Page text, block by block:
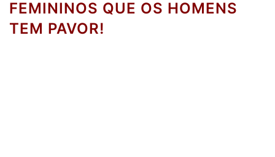
FEMININOS QUE OS HOMENS
TEM PAVOR!